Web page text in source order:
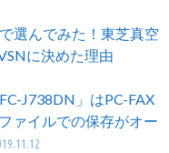
選んでみた！東芝真空
に決めた理由
J738DN」はPC-FAX
ァイルでの保存がオー